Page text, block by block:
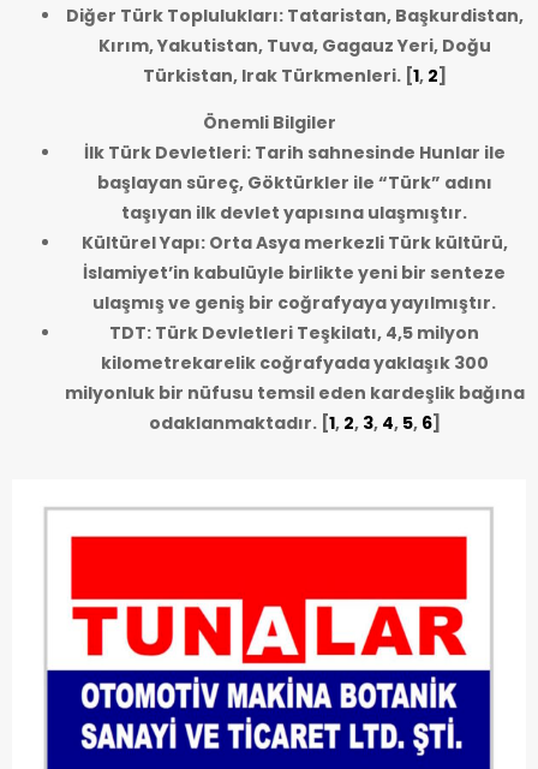
Diğer Türk Toplulukları: Tataristan, Başkurdistan,
Kırım, Yakutistan, Tuva, Gagauz Yeri, Doğu
Türkistan, Irak Türkmenleri.[1, 2]
Önemli Bilgiler
İlk Türk Devletleri: Tarih sahnesinde Hunlar ile
başlayan süreç, Göktürkler ile “Türk” adını
taşıyan ilk devlet yapısına ulaşmıştır.
Kültürel Yapı: Orta Asya merkezli Türk kültürü,
İslamiyet’in kabulüyle birlikte yeni bir senteze
ulaşmış ve geniş bir coğrafyaya yayılmıştır.
TDT: Türk Devletleri Teşkilatı, 4,5 milyon
kilometrekarelik coğrafyada yaklaşık 300
milyonluk bir nüfusu temsil eden kardeşlik bağına
odaklanmaktadır.[1, 2, 3, 4, 5, 6]